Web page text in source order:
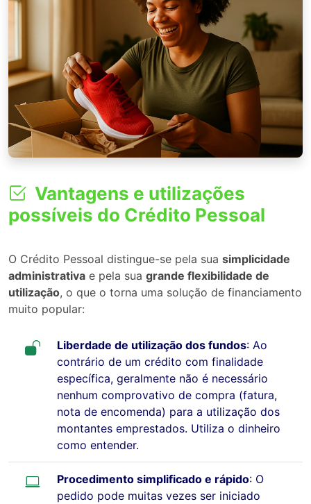
Vantagens e utilizações
possíveis do Crédito Pessoal
O Crédito Pessoal distingue-se pela sua simplicidade
administrativa e pela sua grande flexibilidade de
utilização, o que o torna uma solução de financiamento
muito popular:
Liberdade de utilização dos fundos: Ao
contrário de um crédito com finalidade
específica, geralmente não é necessário
nenhum comprovativo de compra (fatura,
nota de encomenda) para a utilização dos
montantes emprestados. Utiliza o dinheiro
como entender.
Procedimento simplificado e rápido: O
pedido pode muitas vezes ser iniciado